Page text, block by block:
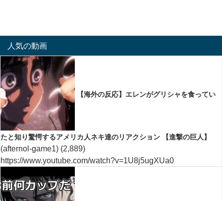
人気の動画
【海外の反応】エレンがグリシャを食ってい
たと知り驚愕するアメリカ人ネキ達のリアクション 【進撃の巨人】
(afternol-game1) (2,889)
https://www.youtube.com/watch?v=1U8j5ugXUa0